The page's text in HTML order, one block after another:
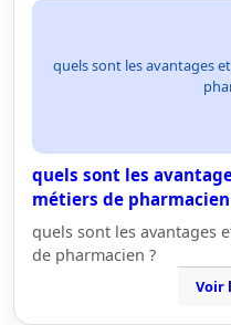
quels sont les avantages
quels sont les
métiers de pharmacien
quels sont les avantages
de pharmacien ?
Voir